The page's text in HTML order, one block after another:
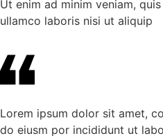
Ut enim ad minim veniam,
ullamco laboris nisi ut aliquip
Lorem ipsum dolor sit amet,
do eiusm por incididunt ut